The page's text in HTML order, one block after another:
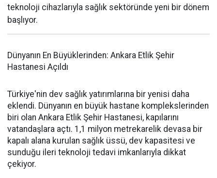
teknoloji cihazlarıyla sağlık sektöründe yeni bir dönem
başlıyor.
Dünyanın En Büyüklerinden: Ankara Etlik Şehir
Hastanesi Açıldı
Türkiye'nin dev sağlık yatırımlarına bir yenisi daha
eklendi. Dünyanın en büyük hastane komplekslerinden
biri olan Ankara Etlik Şehir Hastanesi, kapılarını
vatandaşlara açtı. 1,1 milyon metrekarelik devasa bir
kapalı alana kurulan sağlık üssü, dev kapasitesi ve
sunduğu ileri teknoloji tedavi imkanlarıyla dikkat
çekiyor.